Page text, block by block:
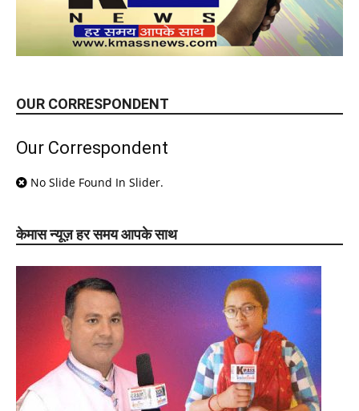
OUR CORRESPONDENT
Our Correspondent
No Slide Found In Slider.
केमास न्यूज़ हर समय आपके साथ